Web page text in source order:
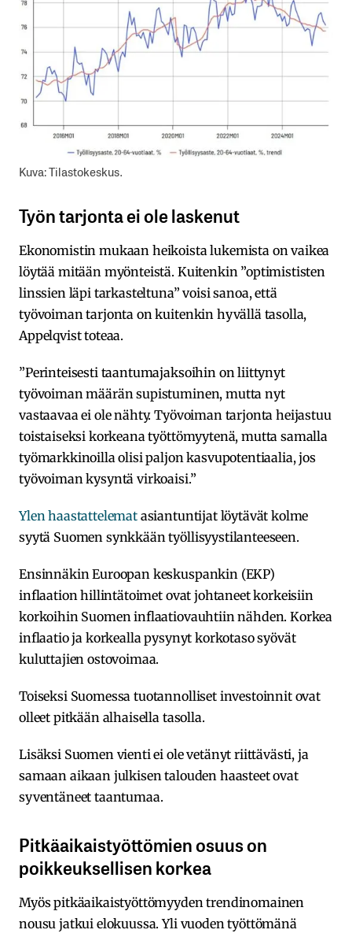
Kuva: Tilastokeskus.
Työn tarjonta ei ole laskenut
Ekonomistin mukaan heikoista lukemista on vaikea
löytää mitään myönteistä. Kuitenkin ”optimististen
linssien läpi tarkasteltuna” voisi sanoa, että
työvoiman tarjonta on kuitenkin hyvällä tasolla,
Appelqvist toteaa.
”Perinteisesti taantumajaksoihin on liittynyt
työvoiman määrän supistuminen, mutta nyt
vastaavaa ei ole nähty. Työvoiman tarjonta heijastuu
toistaiseksi korkeana työttömyytenä, mutta samalla
työmarkkinoilla olisi paljon kasvupotentiaalia, jos
työvoiman kysyntä virkoaisi.”
Ylen haastattelematasiantuntijat löytävät kolme
syytä Suomen synkkään työllisyystilanteeseen.
Ensinnäkin Euroopan keskuspankin (EKP)
inflaation hillintätoimet ovat johtaneet korkeisiin
korkoihin Suomen inflaatiovauhtiin nähden. Korkea
inflaatio ja korkealla pysynyt korkotaso syövät
kuluttajien ostovoimaa.
Toiseksi Suomessa tuotannolliset investoinnit ovat
olleet pitkään alhaisella tasolla.
Lisäksi Suomen vienti ei ole vetänyt riittävästi, ja
samaan aikaan julkisen talouden haasteet ovat
syventäneet taantumaa.
Pitkäaikaistyöttömien osuus on
poikkeuksellisen korkea
Myös pitkäaikaistyöttömyyden trendinomainen
nousu jatkui elokuussa. Yli vuoden työttömänä